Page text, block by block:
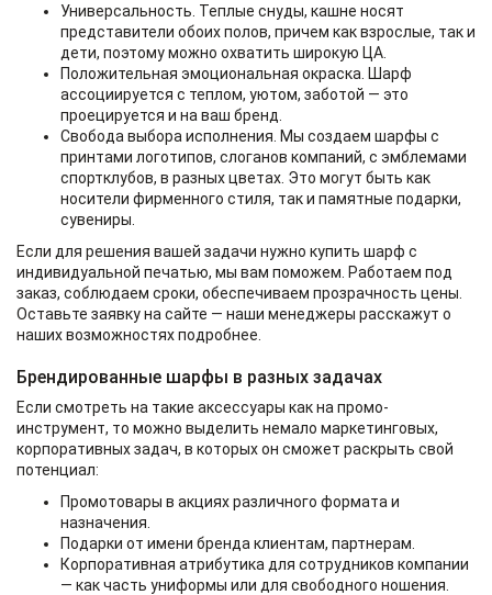
Универсальность. Теплые снуды, кашне носят
представители обоих полов, причем как взрослые, так и
дети, поэтому можно охватить широкую ЦА.
Положительная эмоциональная окраска. Шарф
ассоциируется с теплом, уютом, заботой — это
проецируется и на ваш бренд.
Свобода выбора исполнения. Мы создаем шарфы с
принтами логотипов, слоганов компаний, с эмблемами
спортклубов, в разных цветах. Это могут быть как
носители фирменного стиля, так и памятные подарки,
сувениры.
Если для решения вашей задачи нужно купить шарф с
индивидуальной печатью, мы вам поможем. Работаем под
заказ, соблюдаем сроки, обеспечиваем прозрачность цены.
Оставьте заявку на сайте — наши менеджеры расскажут о
наших возможностях подробнее.
Брендированные шарфы в разных задачах
Если смотреть на такие аксессуары как на промо-
инструмент, то можно выделить немало маркетинговых,
корпоративных задач, в которых он сможет раскрыть свой
потенциал:
Промотовары в акциях различного формата и
назначения.
Подарки от имени бренда клиентам, партнерам.
Корпоративная атрибутика для сотрудников компании
— как часть униформы или для свободного ношения.